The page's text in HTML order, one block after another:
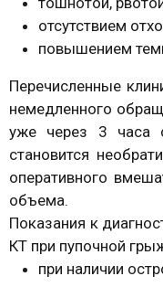
отсутствием
повышением
Перечисленные
немедленного
уже через 3 часа
становится
оперативного
объема.
Показания к
КТ при пупочной
при наличии